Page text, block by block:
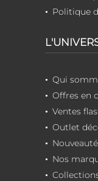
Politique
Qui
Offres en
Ventes
Outlet
Nos